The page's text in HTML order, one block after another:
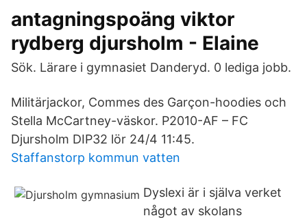
antagningspoäng viktor
rydberg djursholm - Elaine
Sök. Lärare i gymnasiet Danderyd. 0 lediga jobb.
Militärjackor, Commes des Garçon-hoodies och
Stella McCartney-väskor. P2010-AF – FC
Djursholm DIP32 lör 24/4 11:45.
Staffanstorp kommun vatten
Dyslexi är i själva verket
något av skolans